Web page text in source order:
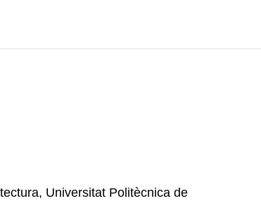
Universitat Politècnica de